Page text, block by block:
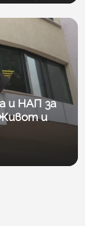
и НАП за
Живот и